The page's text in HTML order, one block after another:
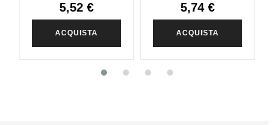
5,52 €
ACQUISTA
5,74 €
ACQUISTA